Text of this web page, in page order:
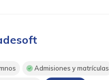
Admisiones y matrículas